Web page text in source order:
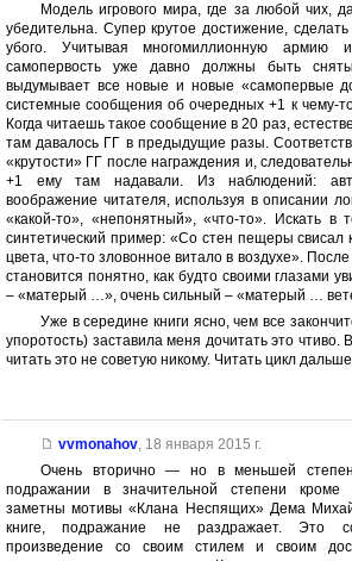
Модель игрового мира, где за любой чих,
убедительна. Супер крутое достижение,
убого. Учитывая многомиллионную армию
самопервость уже давно должны быть
выдумывает все новые и новые «самопервые
системные сообщения об очередных +1 к чему-
Когда читаешь такое сообщение в 20 раз,
там давалось ГГ в предыдущие разы.
«крутости» ГГ после награждения и,
+1 ему там надавали. Из наблюдений:
воображение читателя, используя в описании
«какой-то», «непонятный», «что-то». Искать в
синтетический пример: «Со стен пещеры свисал
цвета, что-то зловонное витало в воздухе».
становится понятно, как будто своими глазами
– «матерый …», очень сильный – «матерый …
Уже в середине книги ясно, чем все
упоротость) заставила меня дочитать это чтиво.
читать это не советую никому. Читать цикл
vvmonahov, 18 января 2015 г.
Очень вторично — но в меньшей
подражании в значительной степени кроме
заметны мотивы «Клана Неспящих» Дема
книге, подражание не раздражает. Это
произведение со своим стилем и своим